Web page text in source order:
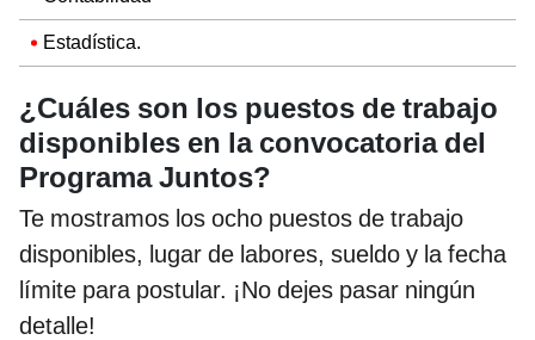
Estadística.
¿Cuáles son los puestos de trabajo
disponibles en la convocatoria del
Programa Juntos?
Te mostramos los ocho puestos de trabajo
disponibles, lugar de labores, sueldo y la fecha
límite para postular. ¡No dejes pasar ningún
detalle!